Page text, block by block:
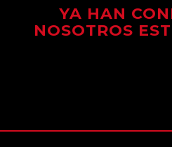
YA HAN
NOSOTROS